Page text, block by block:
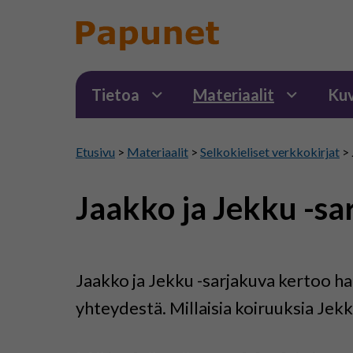
Tietoa Materiaalit
Etusivu > Materiaalit > Selkokieliset verkkokirjat >
Jaakko ja Jekku -
Jaakko ja Jekku -sarjakuva kertoo
yhteydestä. Millaisia koiruuksia